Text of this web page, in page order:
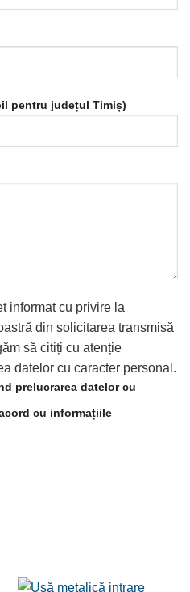
pentru județul Timiș)
informat cu privire la
din solicitarea transmisă
să citiți cu atenție
datelor cu caracter personal.
prelucrarea datelor cu
cu informațiile